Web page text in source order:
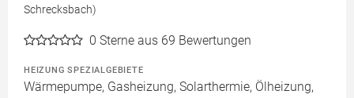
Schrecksbach)
0 Sterne aus 69 Bewertungen
HEIZUNG SPEZIALGEBIETE
Wärmepumpe, Gasheizung, Solarthermie, Ölheizung,